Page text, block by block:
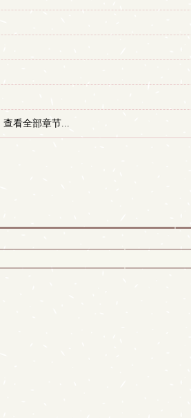
查看全部章节...